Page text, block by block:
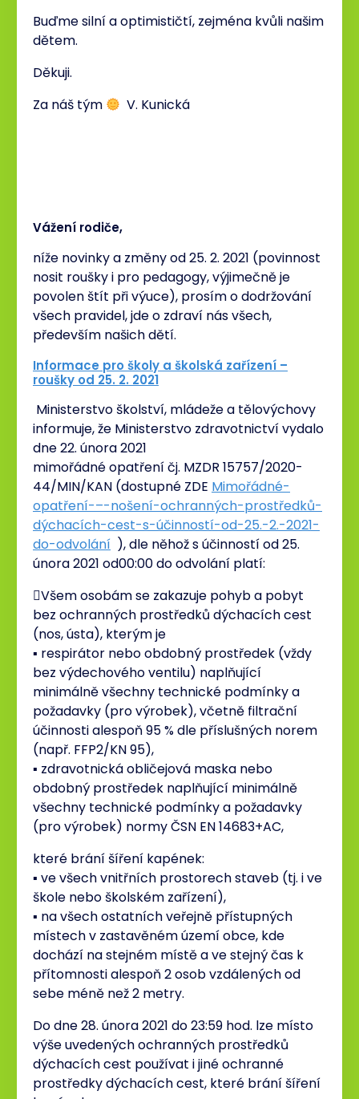
Buďme silní a optimističtí, zejména kvůli našim
dětem.
Děkuji.
Za náš tým
V. Kunická
Vážení rodiče,
níže novinky a změny od 25. 2. 2021 (povinnost
nosit roušky i pro pedagogy, výjimečně je
povolen štít při výuce), prosím o dodržování
všech pravidel, jde o zdraví nás všech,
především našich dětí.
Informace pro školy a školská zařízení –
roušky od 25. 2. 2021
Ministerstvo školství, mládeže a tělovýchovy
informuje, že Ministerstvo zdravotnictví vydalo
dne 22. února 2021
mimořádné opatření čj. MZDR 15757/2020-
44/MIN/KAN (dostupné ZDE Mimořádné-
opatření-–-nošení-ochranných-prostředků-
dýchacích-cest-s-účinností-od-25.-2.-2021-
do-odvolání ), dle něhož s účinností od 25.
února 2021 od00:00 do odvolání platí:
Všem osobám se zakazuje pohyb a pobyt
bez ochranných prostředků dýchacích cest
(nos, ústa), kterým je
▪ respirátor nebo obdobný prostředek (vždy
bez výdechového ventilu) naplňující
minimálně všechny technické podmínky a
požadavky (pro výrobek), včetně filtrační
účinnosti alespoň 95 % dle příslušných norem
(např. FFP2/KN 95),
▪ zdravotnická obličejová maska nebo
obdobný prostředek naplňující minimálně
všechny technické podmínky a požadavky
(pro výrobek) normy ČSN EN 14683+AC,
které brání šíření kapének:
▪ ve všech vnitřních prostorech staveb (tj. i ve
škole nebo školském zařízení),
▪ na všech ostatních veřejně přístupných
místech v zastavěném území obce, kde
dochází na stejném místě a ve stejný čas k
přítomnosti alespoň 2 osob vzdálených od
sebe méně než 2 metry.
Do dne 28. února 2021 do 23:59 hod. lze místo
výše uvedených ochranných prostředků
dýchacích cest používat i jiné ochranné
prostředky dýchacích cest, které brání šíření